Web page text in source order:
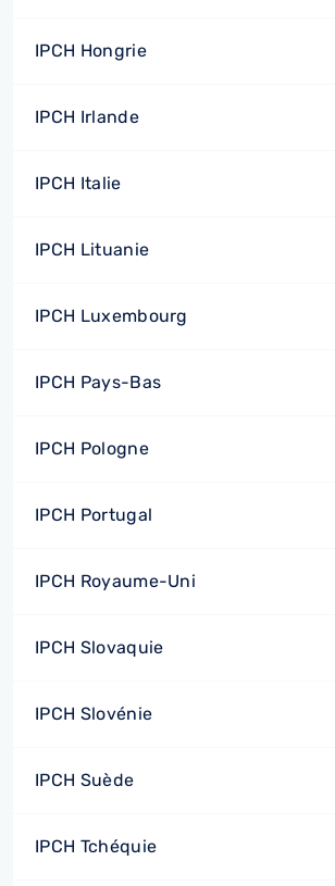
IPCH Hongrie
IPCH Irlande
IPCH Italie
IPCH Lituanie
IPCH Luxembourg
IPCH Pays-Bas
IPCH Pologne
IPCH Portugal
IPCH Royaume-Uni
IPCH Slovaquie
IPCH Slovénie
IPCH Suède
IPCH Tchéquie